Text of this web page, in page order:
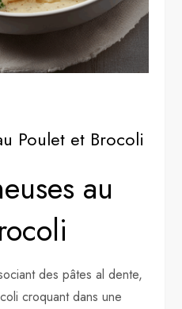
Poulet et Brocoli
au
des pâtes al dente,
croquant dans une